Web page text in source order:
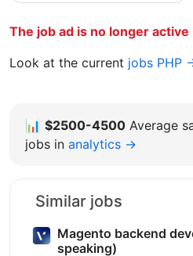
The job ad is no longer active
Look at the current jobs PHP
📊 $2500-4500 Average
jobs in analytics →
Similar jobs
Magento backend
speaking)